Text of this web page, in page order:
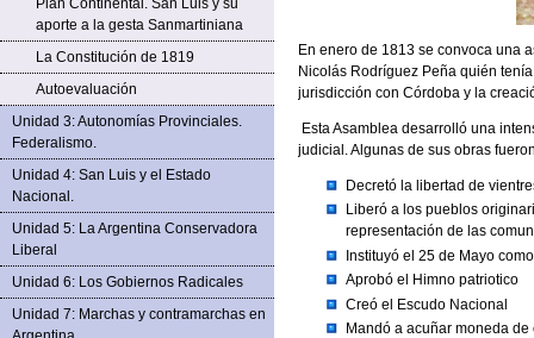
Plan Continental. San Luis y su
aporte a la gesta Sanmartiniana
La Constitución de 1819
Autoevaluación
Unidad 3: Autonomías Provinciales.
Federalismo.
Unidad 4: San Luis y el Estado
Nacional.
Unidad 5: La Argentina Conservadora
Liberal
Unidad 6: Los Gobiernos Radicales
Unidad 7: Marchas y contramarchas en
En enero de 1813 se convoca una
Nicolás Rodríguez Peña quién
jurisdicción con Córdoba y la
Esta Asamblea desarrolló una
judicial. Algunas de sus obras
Decretó la libertad de
Liberó a los pueblos
representación de las
Instituyó el 25 de Mayo
Aprobó el Himno patriotico
Creó el Escudo Nacional
Mandó a acuñar moneda